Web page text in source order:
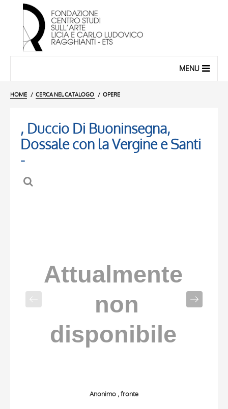
MENU
HOME CERCA NEL CATALOGO OPERE
, Duccio Di Buoninsegna,
Dossale con la Vergine e Santi
-
Anonimo , fronte